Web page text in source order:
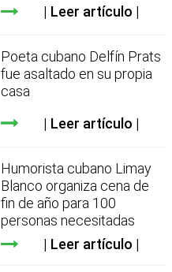
Leer artículo
Poeta cubano Delfín Prats
fue asaltado en su propia
casa
Leer artículo
Humorista cubano Limay
Blanco organiza cena de
fin de año para 100
personas necesitadas
Leer artículo